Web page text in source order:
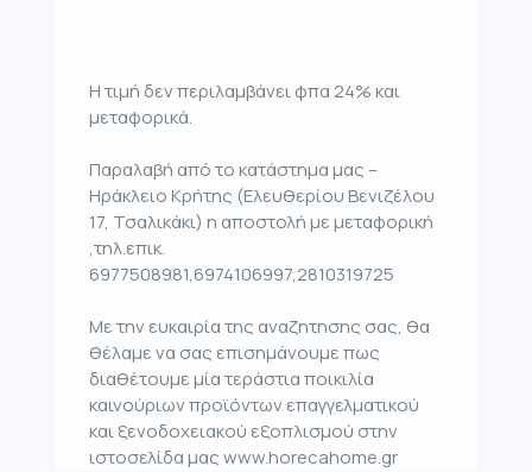
Η τιμή δεν περιλαμβάνει φπα 24% και
μεταφορικά.
Παραλαβή από το κατάστημα μας –
Ηράκλειο Κρήτης (Ελευθερίου Βενιζέλου
17, Τσαλικάκι) η αποστολή με μεταφορική
,τηλ.επικ.
6977508981,6974106997,2810319725
Με την ευκαιρία της αναζητησης σας, θα
θέλαμε να σας επισημάνουμε πως
διαθέτουμε μία τεράστια ποικιλία
καινούριων προϊόντων επαγγελματικού
και ξενοδοχειακού εξοπλισμού στην
ιστοσελίδα μας www.horecahome.gr